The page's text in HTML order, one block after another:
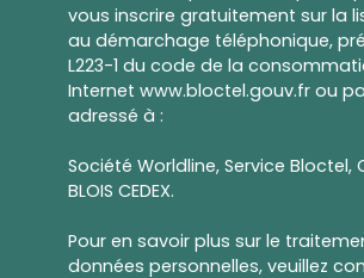
vous inscrire gratuitement sur la
au démarchage téléphonique,
L223-1 du code de la
Internet www.bloctel.gouv.fr ou
adressé à :
Société Worldline, Service Bloctel,
BLOIS CEDEX.
Pour en savoir plus sur le
données personnelles, veuillez